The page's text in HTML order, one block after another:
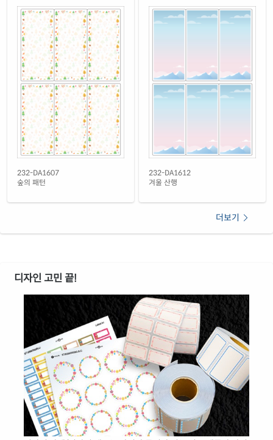
232-DA1607
숲의 패턴
232-DA1612
겨울 산행
더보기
디자인 고민 끝!